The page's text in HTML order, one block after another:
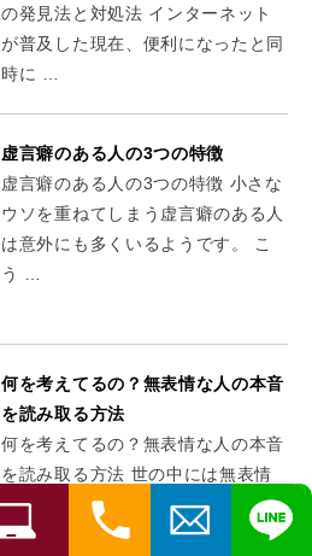
の発見法と対処法 インターネット
が普及した現在、便利になったと同
時に …
虚言癖のある人の3つの特徴
虚言癖のある人の3つの特徴 小さな
ウソを重ねてしまう虚言癖のある人
は意外にも多くいるようです。 こ
う …
何を考えてるの？無表情な人の本音
を読み取る方法
何を考えてるの？無表情な人の本音
を読み取る方法 世の中には無表情
で何を考えているのかわかりにくい
人が …